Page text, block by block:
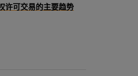
许可交易的主要趋势